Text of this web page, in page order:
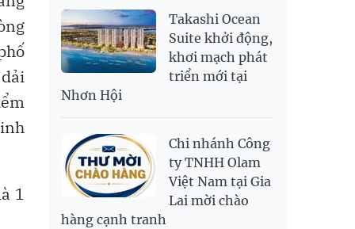
1
NOK
RUB
304.3
336.84
SAR
6,945.42
7,244.36
2,702.79
2,817.41
USD
26,000 26,030 26,410
PNJ 140,000,000143,900,000
Takashi Ocean
Suite khởi động,
khơi mạch phát
triển mới tại
Nhơn Hội
Chi nhánh Công
ty TNHH Olam
Việt Nam tại Gia
Lai mời chào
hàng cạnh tranh